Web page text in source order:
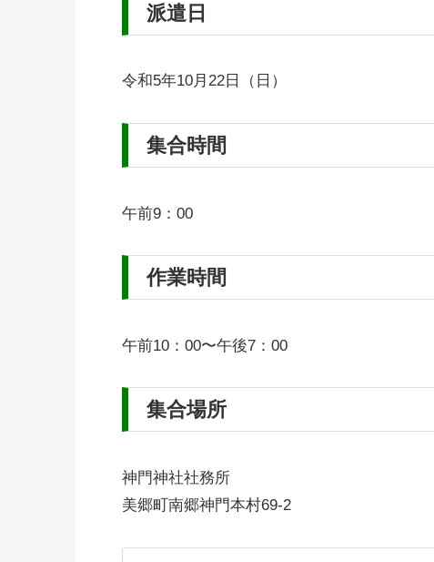
派遣日
令和5年10月22日（日）
集合時間
午前9：00
作業時間
午前10：00〜午後7：00
集合場所
神門神社社務所
美郷町南郷神門本村69-2